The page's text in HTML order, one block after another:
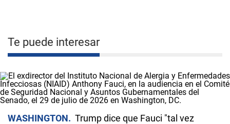
Te puede interesar
WASHINGTON
Trump dice que Fauci "tal vez